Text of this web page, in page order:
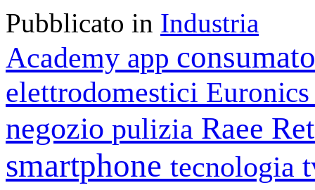
Pubblicato in Industria
Academy app
elettrodomestici
negozio pulizia Raee
smartphone tecnologia